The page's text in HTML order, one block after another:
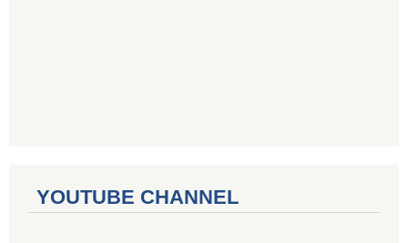
YOUTUBE CHANNEL